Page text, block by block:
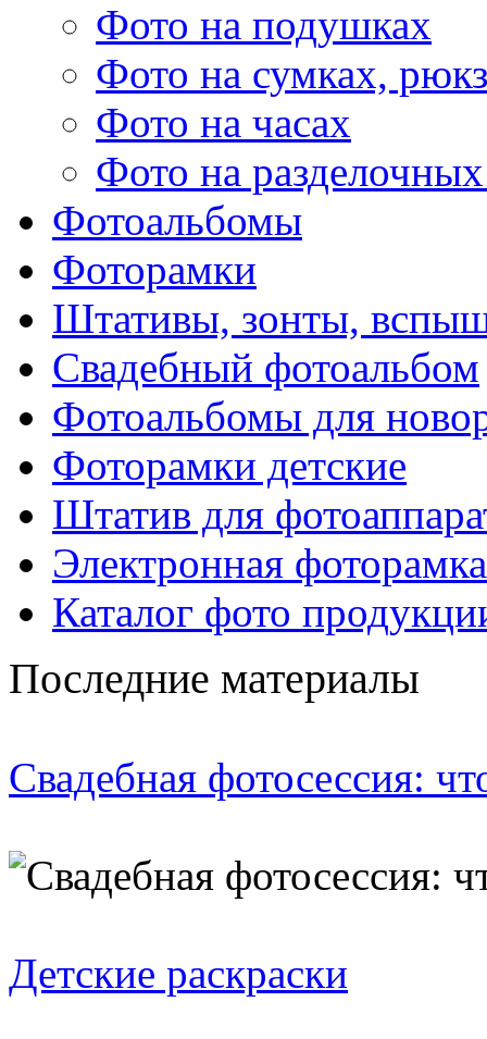
Фото на подушках
Фото на сумках,
Фото на часах
Фото на
Фотоальбомы
Фоторамки
Штативы, зонты,
Свадебный фотоальбом
Фотоальбомы для
Фоторамки детские
Штатив для
Электронная фоторамка
Каталог фото
Последние материалы
Свадебная фотосессия:
Детские раскраски